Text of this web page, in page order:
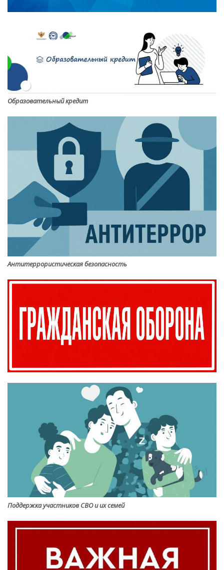
Образовательный кредит
Антитеррористическая безопасность
Поддержка участников СВО и их семей